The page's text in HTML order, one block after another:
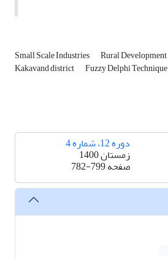
Small Scale Industries Rural Development
Kakavand district Fuzzy Delphi Technique
دوره 12، شماره 4
زمستان 1400
صفحه782-799